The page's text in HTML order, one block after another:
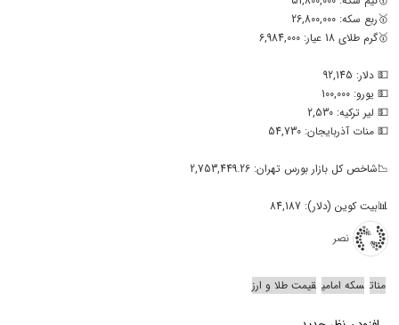
🥇ربع سکه: 26,800,000
🥇گرم طلای 18 عیار: 6,984,000
💵 دلار: 92,145
💵 یورو: 100,000
💵 لیر ترکیه: 2,530
💵 منات آذربایجان: 54,730
📉شاخص کل بازار بورس تهران: 2,753,449.26
📊بیت کوین (دلار): 84,187
نصر
منات سکه امامی قیمت طلا و ارز